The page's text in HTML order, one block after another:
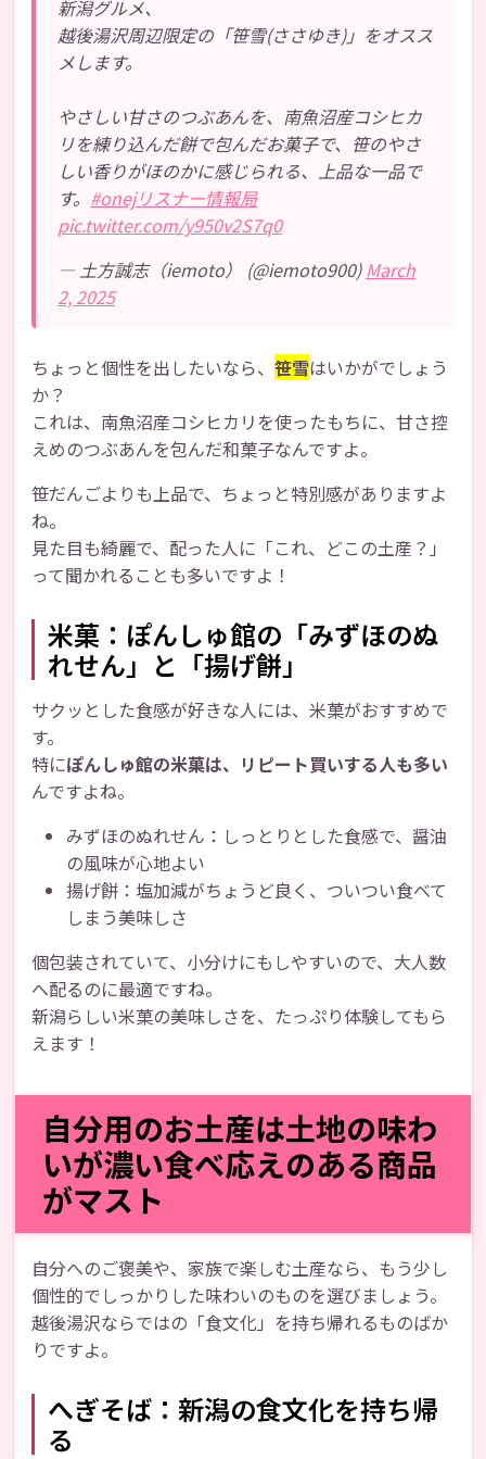
新潟グルメ、
越後湯沢周辺限定の「笹雪(ささゆき)」をオスス
メします。
やさしい甘さのつぶあんを、南魚沼産コシヒカ
リを練り込んだ餅で包んだお菓子で、笹のやさ
しい香りがほのかに感じられる、上品な一品で
す。 #onejリスナー情報局
pic.twitter.com/y950v2S7q0
— 土方誠志（iemoto） (@iemoto900)March
2, 2025
ちょっと個性を出したいなら、 笹雪はいかがでしょう
か？
これは、南魚沼産コシヒカリを使ったもちに、甘さ控
えめのつぶあんを包んだ和菓子なんですよ。
笹だんごよりも上品で、ちょっと特別感がありますよ
ね。
見た目も綺麗で、配った人に「これ、どこの土産？」
って聞かれることも多いですよ！
米菓：ぽんしゅ館の「みずほのぬ
れせん」と「揚げ餅」
サクッとした食感が好きな人には、米菓がおすすめで
す。
特にぽんしゅ館の米菓は、リピート買いする人も多い
んですよね。
みずほのぬれせん：しっとりとした食感で、醤油
の風味が心地よい
揚げ餅：塩加減がちょうど良く、ついつい食べて
しまう美味しさ
個包装されていて、小分けにもしやすいので、大人数
へ配るのに最適ですね。
新潟らしい米菓の美味しさを、たっぷり体験してもら
えます！
自分用のお土産は土地の味わ
いが濃い食べ応えのある商品
がマスト
自分へのご褒美や、家族で楽しむ土産なら、もう少し
個性的でしっかりした味わいのものを選びましょう。
越後湯沢ならではの「食文化」を持ち帰れるものばか
りですよ。
へぎそば：新潟の食文化を持ち帰
る